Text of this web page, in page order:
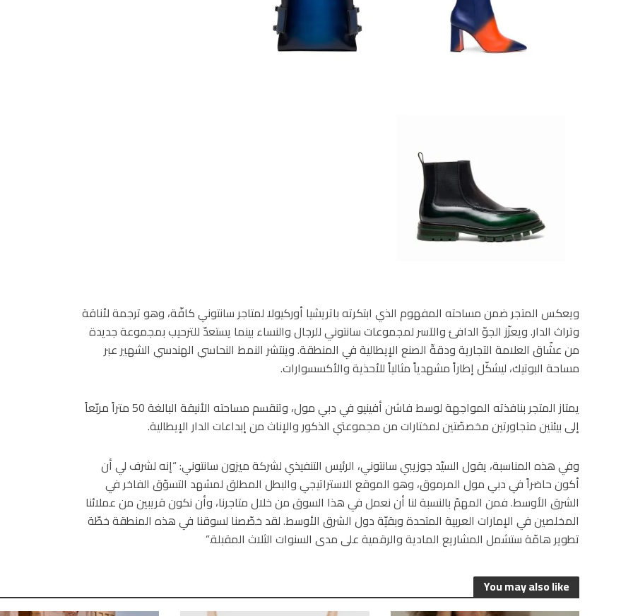
ويعكس المتجر ضمن مساحته المفهوم الذي ابتكرته باتريشيا أوركيولا لمتاجر سانتوني كافّة، وهو ترجمة لأناقة
وتراث الدار. ويعزّز الجوّ الدافئ والآسر لمجموعات سانتوني للرجال والنساء بينما يستعدّ للترحيب بمجموعة جديدة
من عشّاق العلامة التجارية ودقةّ الصنع الإيطالية في المنطقة. وينتشر النمط النحاسي الهندسي الشهير عبر
مساحة البوتيك، ليشكّل إطاراً مشهدياً مثالياً للأحذية والأكسسوارات.
يمتاز المتجر بنافذته المواجهة لوسط فاشن أفينيو في دبي مول، وتنقسم مساحته الأنيقة البالغة 50 متراً مربّعاً
إلى بيئتين متجاورتين مخصصّتين لمختارات من مجموعتي الذكور والإناث من إبداعات الدار الإيطالية.
وفي هذه المناسبة، يقول السيّد جوزيبي سانتوني، الرئيس التنفيذي لشركة ميزون سانتوني: “إنه لشرف لي أن
أكون حاضراً في دبي مول المرموق، وهو الموقع الاستراتيجي والبطل المطلق لمشهد التسوّق الفاخر في
الشرق الأوسط. فمن المهمّ بالنسبة لنا أن نعمل في هذا السوق من خلال متاجرنا، وأن نكون قريبين من عملائنا
المخلصين في الإمارات العربية المتحدة وبقيّة دول الشرق الأوسط. لقد خصّصنا لسوقنا في هذه المنطقة خطّة
تطوير هامّة ستشمل المشاريع المادية والرقمية على مدى السنوات الثلاث المقبلة.”
You may also like